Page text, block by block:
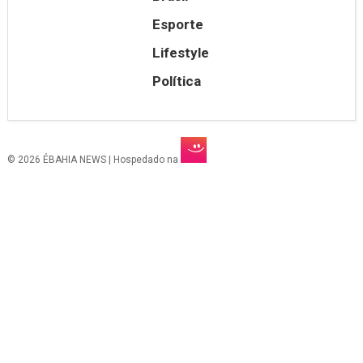
Esporte
Lifestyle
Política
© 2026 ÉBAHIA NEWS | Hospedado na